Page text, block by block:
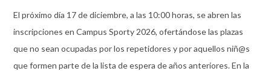
El próximo día 17 de diciembre, a las 10:00 horas, se abren las
inscripciones en Campus Sporty 2026, ofertándose las plazas
que no sean ocupadas por los repetidores y por aquellos niñ@s
que formen parte de la lista de espera de años anteriores. En la